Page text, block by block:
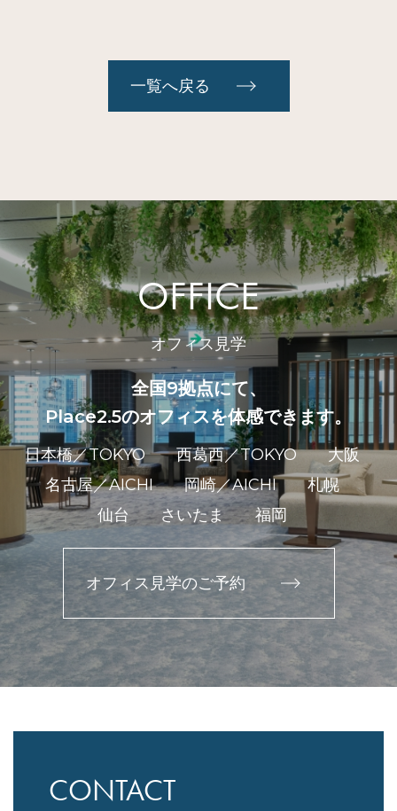
一覧へ戻る
OFFICE
オフィス見学
全国9拠点にて、
Place2.5のオフィスを体感できます。
日本橋／TOKYO 西葛西／TOKYO
大阪
名古屋／AICHI
岡崎／AICHI
札幌
仙台
さいたま 福岡
オフィス見学のご予約
CONTACT